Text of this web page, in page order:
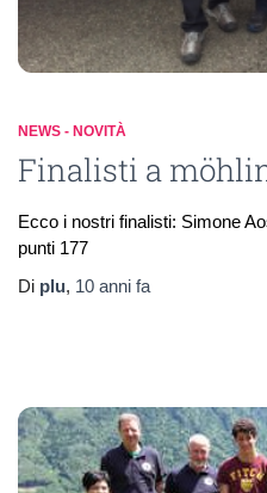
NEWS - NOVITÀ
Finalisti a
Ecco i nostri finalisti: Simone
punti 177
Di plu, 10 anni fa